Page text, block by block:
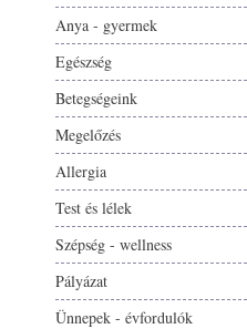
Anya - gyermek
Egészség
Betegségeink
Megelőzés
Allergia
Test és lélek
Szépség - wellness
Pályázat
Ünnepek - évfordulók